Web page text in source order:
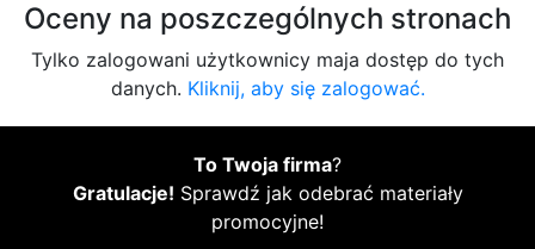
Oceny na poszczególnych stronach
Tylko zalogowani użytkownicy maja dostęp do tych
danych. Kliknij, aby się zalogować.
To Twoja firma?
Gratulacje! Sprawdź jak odebrać materiały
promocyjne!